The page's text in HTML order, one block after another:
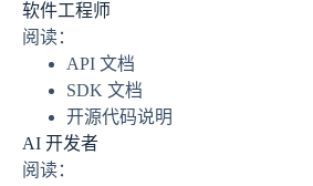
软件工程师
阅读：
API 文档
SDK 文档
开源代码说明
AI 开发者
阅读：